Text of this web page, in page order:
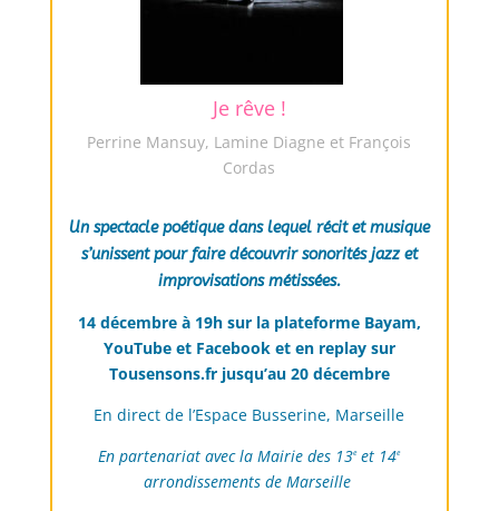
Je rêve !
Perrine Mansuy, Lamine Diagne et François
Cordas
Un spectacle poétique dans lequel récit et musique
s’unissent pour faire découvrir sonorités jazz et
improvisations métissées.
14 décembre à 19h sur la plateforme Bayam,
YouTube et Facebook et en replay sur
Tousensons.fr jusqu’au 20 décembre
En direct de l’Espace Busserine, Marseille
En partenariat avec la Mairie des 13eet 14e
arrondissements de Marseille